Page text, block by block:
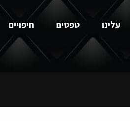
עלינו טפטים חיפויים